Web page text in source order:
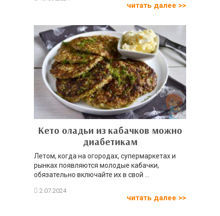
читать далее >>
Кето оладьи из кабачков можно
диабетикам
Летом, когда на огородах, супермаркетах и
рынках появляются молодые кабачки,
обязательно включайте их в свой ...
читать далее >>